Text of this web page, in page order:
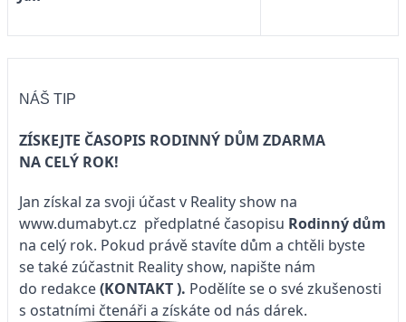
NÁŠ TIP
ZÍSKEJTE ČASOPIS RODINNÝ DŮM ZDARMA
NA CELÝ ROK!
Jan získal za svoji účast v Reality show na
www.dumabyt.cz předplatné časopisu Rodinný dům
na celý rok. Pokud právě stavíte dům a chtěli byste
se také zúčastnit Reality show, napište nám
do redakce(KONTAKT). Podělíte se o své zkušenosti
s ostatními čtenáři a získáte od nás dárek.